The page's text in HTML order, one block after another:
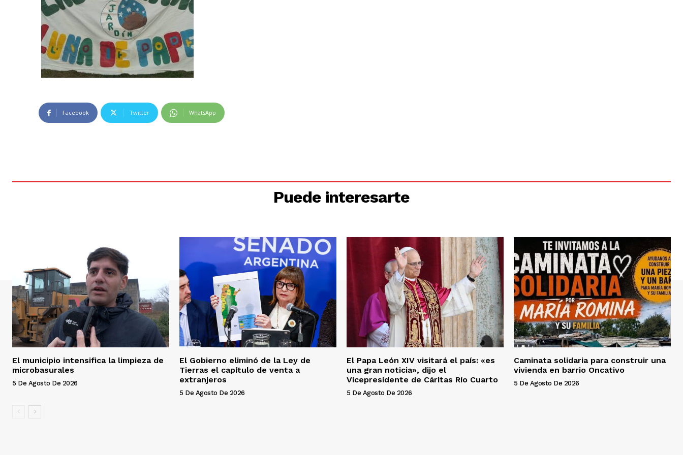
Facebook Twitter WhatsApp
Puede interesarte
El municipio intensifica la limpieza de
microbasurales
5 De Agosto De 2026
El Gobierno eliminó de la Ley de
Tierras el capítulo de venta a
extranjeros
5 De Agosto De 2026
El Papa León XIV visitará el país: «es
una gran noticia», dijo el
Vicepresidente de Cáritas Río Cuarto
5 De Agosto De 2026
Caminata solidaria para construir una
vivienda en barrio Oncativo
5 De Agosto De 2026